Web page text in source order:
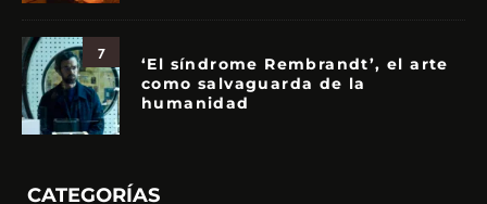
7
‘El síndrome Rembrandt’, el arte
como salvaguarda de la
humanidad
CATEGORÍAS